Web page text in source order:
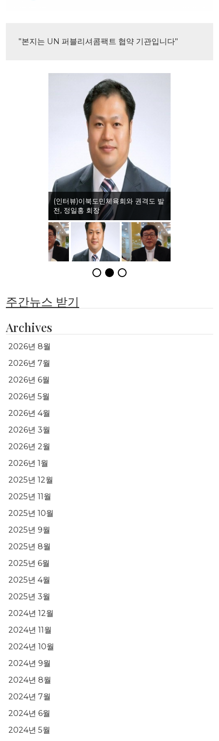
"본지는 UN 퍼블리셔콤팩트 협약 기관입니다"
(인터뷰)이북도민체육회와 권격도 발
전, 정일홍 회장
주간뉴스 받기
Archives
2026년 8월
2026년 7월
2026년 6월
2026년 5월
2026년 4월
2026년 3월
2026년 2월
2026년 1월
2025년 12월
2025년 11월
2025년 10월
2025년 9월
2025년 8월
2025년 6월
2025년 4월
2025년 3월
2024년 12월
2024년 11월
2024년 10월
2024년 9월
2024년 8월
2024년 7월
2024년 6월
2024년 5월